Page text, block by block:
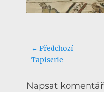
Navigace
pro
← Předchozí
Předchozí
Tapiserie
Napsat komentář